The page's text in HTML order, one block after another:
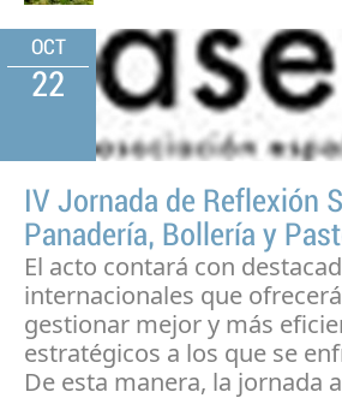
OCT
22
IV Jornada de Reflexión
Panadería, Bollería y
El acto contará con
internacionales que
gestionar mejor y más
estratégicos a los que se
De esta manera, la jornada